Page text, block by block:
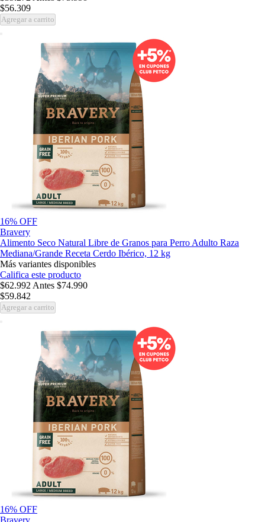
$56.309
Agregar a carrito
16% OFF
Bravery
Alimento Seco Natural Libre de Granos para Perro Adulto Raza
Mediana/Grande Receta Cerdo Ibérico, 12 kg
Más variantes disponibles
Califica este producto
$62.992 Antes $74.990
$59.842
Agregar a carrito
16% OFF
Bravery